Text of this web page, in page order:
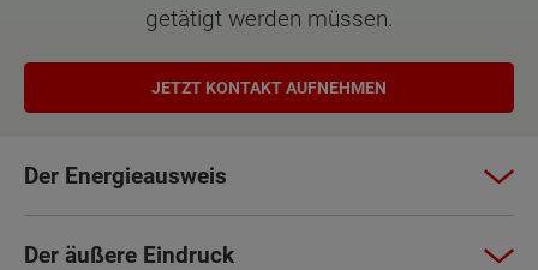
getätigt werden müssen.
JETZT KONTAKT AUFNEHMEN
Der Energieausweis
Der äußere Eindruck